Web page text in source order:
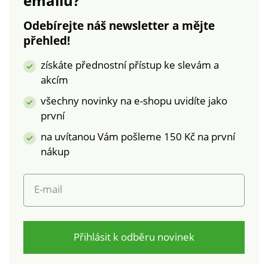
materiál vyrobený z
buničiny z udržitelně
lesů. Výrobní proces
vyžaduje méně vody
a energie. Lze prát v
pračce.
Odebírejte náš newsletter a mějte
přehled!
získáte přednostní přístup ke slevám a
akcím
všechny novinky na e-shopu uvidíte jako
první
na uvítanou Vám pošleme 150 Kč na první
nákup
E-mail
Přihlásit k odběru novinek